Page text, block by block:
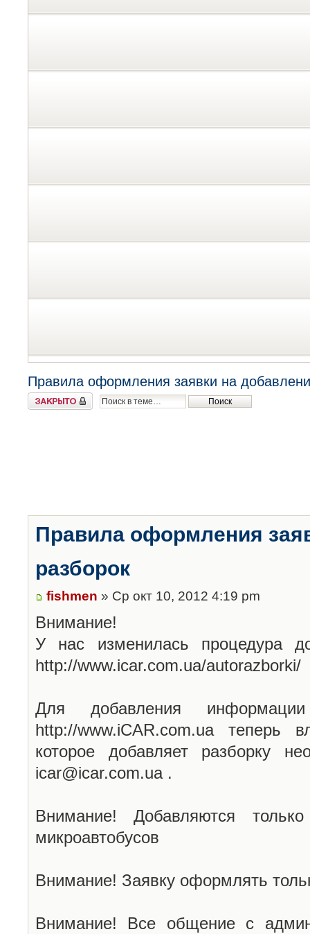
Правила оформления заявки на
Закрыто
Правила оформления
разборок
fishmen » Ср окт 10, 2012 4:19 pm
Внимание!
У нас изменилась процедура
http://www.icar.com.ua/autorazborki/
Для добавления
http://www.iCAR.com.ua теперь
которое добавляет разборку
icar@icar.com.ua .
Внимание! Добавляются
микроавтобусов
Внимание! Заявку оформлять
Внимание! Все общение с